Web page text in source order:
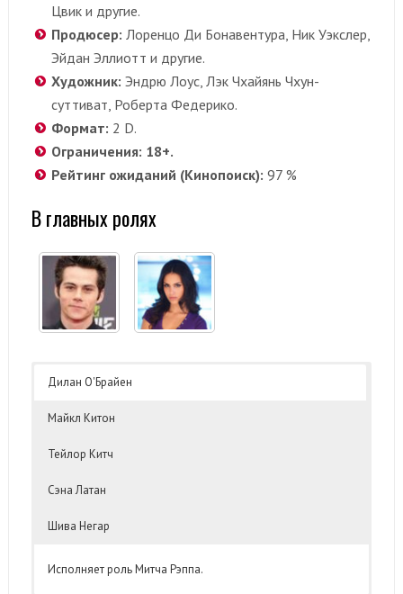
Цвик и другие.
Продюсер: Лоренцо Ди Бонавентура, Ник Уэкслер,
Эйдан Эллиотт и другие.
Художник: Эндрю Лоус, Лэк Чхайянь Чхун-
суттиват, Роберта Федерико.
Формат: 2 D.
Ограничения: 18+.
Рейтинг ожиданий (Кинопоиск): 97 %
В главных ролях
Дилан О'Брайен
Майкл Китон
Тейлор Китч
Сэна Латан
Шива Негар
Исполняет роль Митча Рэппа.